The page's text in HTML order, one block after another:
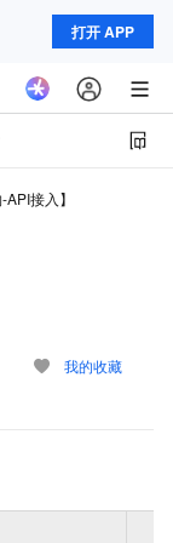
打开 APP
API接入】
我的收藏